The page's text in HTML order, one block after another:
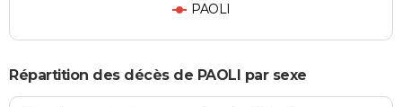
PAOLI
Répartition des décès de PAOLI par sexe